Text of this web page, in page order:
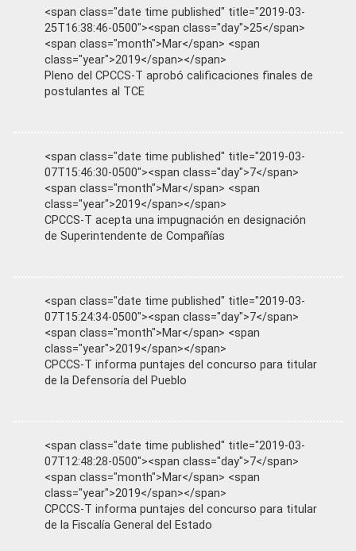
<span class="date time published" title="2019-03-
25T16:38:46-0500"><span class="day">25</span>
<span class="month">Mar</span> <span
class="year">2019</span></span>
Pleno del CPCCS-T aprobó calificaciones finales de
postulantes al TCE
<span class="date time published" title="2019-03-
07T15:46:30-0500"><span class="day">7</span>
<span class="month">Mar</span> <span
class="year">2019</span></span>
CPCCS-T acepta una impugnación en designación
de Superintendente de Compañías
<span class="date time published" title="2019-03-
07T15:24:34-0500"><span class="day">7</span>
<span class="month">Mar</span> <span
class="year">2019</span></span>
CPCCS-T informa puntajes del concurso para titular
de la Defensoría del Pueblo
<span class="date time published" title="2019-03-
07T12:48:28-0500"><span class="day">7</span>
<span class="month">Mar</span> <span
class="year">2019</span></span>
CPCCS-T informa puntajes del concurso para titular
de la Fiscalía General del Estado